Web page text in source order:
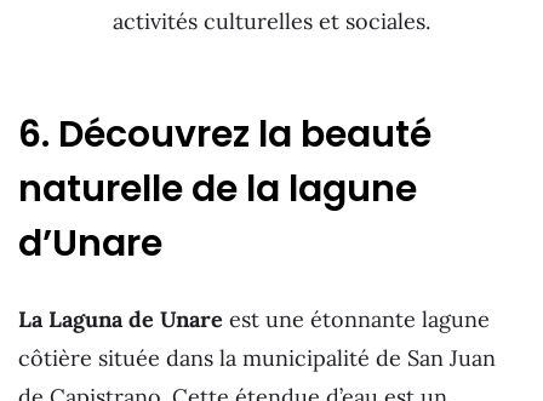
activités culturelles et sociales.
6. Découvrez la beauté
naturelle de la lagune
d’Unare
La Laguna de Unare est une étonnante lagune
côtière située dans la municipalité de San Juan